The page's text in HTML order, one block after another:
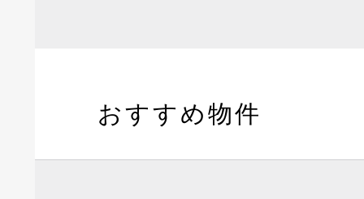
おすすめ物件